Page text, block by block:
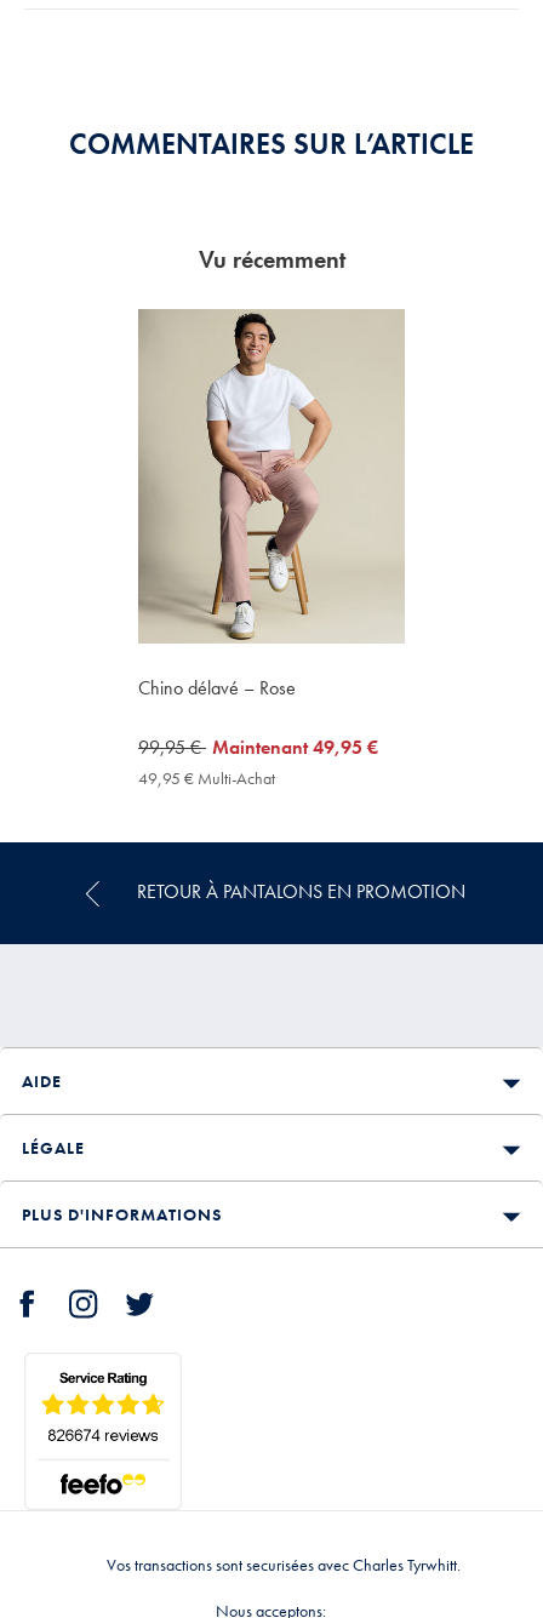
COMMENTAIRES SUR L’ARTICLE
Vu récemment
Chino délavé – Rose
was
99,95
99,95 € now
49,95
Maintenant49,95 €
49,95 € Multi-Achat
Achat
RETOUR À PANTALONS EN PROMOTION
AIDE
LÉGALE
PLUS D'INFORMATIONS
Vos transactions sont securisées avec Charles Tyrwhitt.
Nous acceptons: